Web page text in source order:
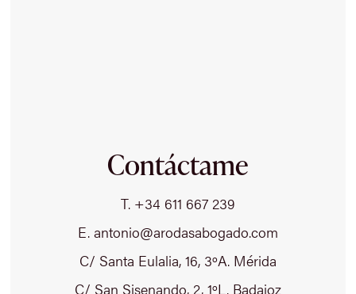
Contáctame
T. +34 611 667 239
E. antonio@arodasabogado.com
C/ Santa Eulalia, 16, 3ºA. Mérida
C/ San Sisenando, 2, 1ºL. Badajoz